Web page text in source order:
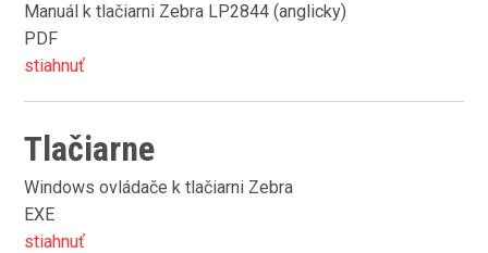
Manuál k tlačiarni Zebra LP2844 (anglicky)
PDF
stiahnuť
Tlačiarne
Windows ovládače k tlačiarni Zebra
EXE
stiahnuť